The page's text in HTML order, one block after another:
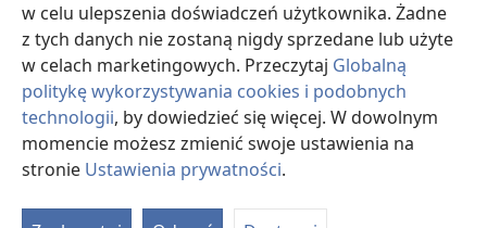
w celu ulepszenia doświadczeń użytkownika. Żadne
z tych danych nie zostaną nigdy sprzedane lub użyte
w celach marketingowych. Przeczytaj Globalną
politykę wykorzystywania cookies i podobnych
technologii, by dowiedzieć się więcej. W dowolnym
momencie możesz zmienić swoje ustawienia na
stronie Ustawienia prywatności.
Watchtower Library
Copyright© 2026 Watch Tower Bible and Tract Society of Pennsylvania.
WARUNKI UŻYTKOWANIA
POLITYKA PRYWATNOŚCI
PRYWATNOŚCI